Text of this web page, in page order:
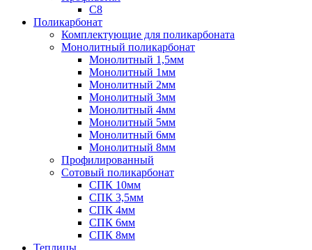
С8
Поликарбонат
Комплектующие для поликарбоната
Монолитный поликарбонат
Монолитный 1,5мм
Монолитный 1мм
Монолитный 2мм
Монолитный 3мм
Монолитный 4мм
Монолитный 5мм
Монолитный 6мм
Монолитный 8мм
Профилированный
Сотовый поликарбонат
СПК 10мм
СПК 3,5мм
СПК 4мм
СПК 6мм
СПК 8мм
Теплицы